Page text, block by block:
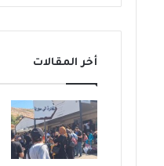
أخر المقالات